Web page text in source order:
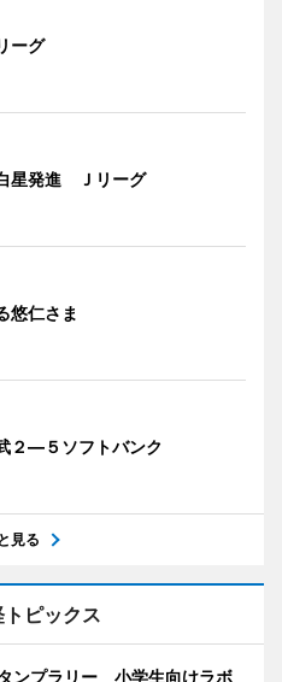
ーグ
星発進 Ｊリーグ
悠仁さま
２―５ソフトバンク
見る
ピックス
ンプラリー 小学生向けラボ